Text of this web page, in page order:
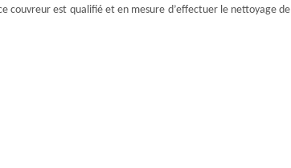
couvreur est qualifié et en mesure d’effectuer le nettoyage de